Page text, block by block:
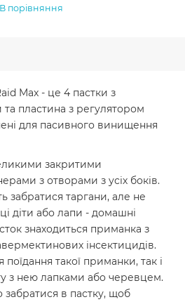
В порівняння
Max - це 4 пастки з
пластина з регулятором
для пасивного винищення
закритими
з отворами з усіх боків.
забратися таргани, але не
діти або лапи - домашні
знаходиться приманка з
інсектицидів.
поїдання такої приманки, так і
з нею лапками або черевцем.
забратися в пастку, щоб